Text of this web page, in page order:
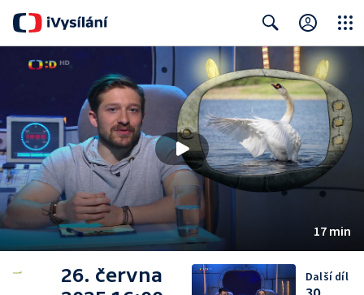
Search Close
17 min
26. června
Další díl